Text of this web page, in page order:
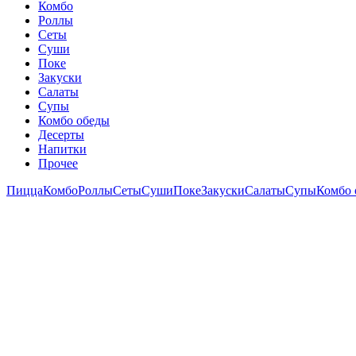
Комбо
Роллы
Сеты
Суши
Поке
Закуски
Салаты
Супы
Комбо обеды
Десерты
Напитки
Прочее
ПиццаКомбоРоллыСетыСушиПокеЗакускиСалатыСупыКомбо